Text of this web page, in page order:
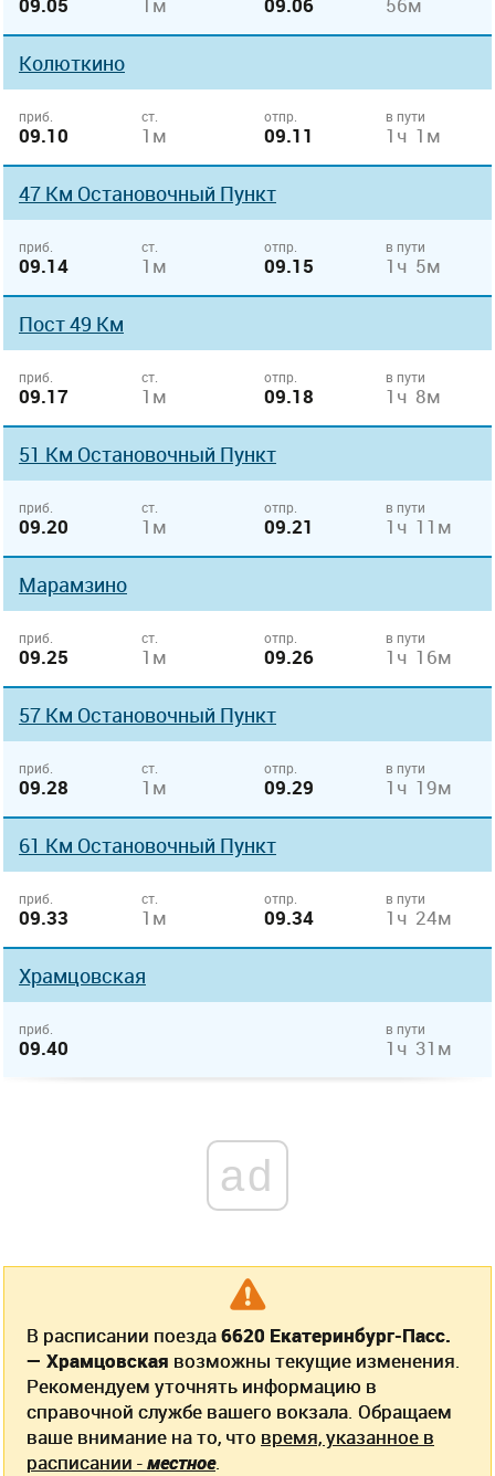
Колюткино
приб.
09.10
ст.
1м
отпр.
09.11
в пути
1ч 1м
47 Км Остановочный Пункт
приб.
09.14
ст.
1м
отпр.
09.15
в пути
1ч 5м
Пост 49 Км
приб.
09.17
ст.
1м
отпр.
09.18
в пути
1ч 8м
51 Км Остановочный Пункт
приб.
09.20
ст.
1м
отпр.
09.21
в пути
1ч 11м
Марамзино
приб.
09.25
ст.
1м
отпр.
09.26
в пути
1ч 16м
57 Км Остановочный Пункт
приб.
09.28
ст.
1м
отпр.
09.29
в пути
1ч 19м
61 Км Остановочный Пункт
приб.
09.33
ст.
1м
отпр.
09.34
в пути
1ч 24м
Храмцовская
приб.
09.40
в пути
1ч 31м
ad
В расписании поезда6620 Екатеринбург-Пасс.
— Храмцовская возможны текущие изменения.
Рекомендуем уточнять информацию в
справочной службе вашего вокзала. Обращаем
ваше внимание на то, что время, указанное в
расписании -местное.